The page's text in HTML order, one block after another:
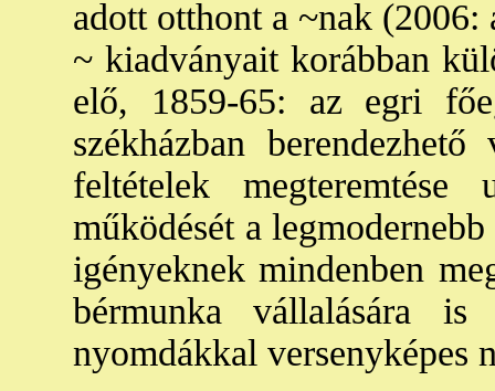
adott otthont a ~nak
~ kiadványait korábban
elő, 1859-65: az egri
székházban
feltételek megteremtése
működését a
igényeknek mindenben
bérmunka vállalására
nyomdákkal versenyképes